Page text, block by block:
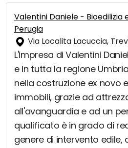
Valentini Daniele - Bioedilizia
Perugia
Via Localita Lacuccia,
L'impresa di Valentini
e in tutta la regione
nella costruzione ex novo
immobili, grazie ad
all'avanguardia e ad un
qualificato è in grado di
genere di intervento edile,